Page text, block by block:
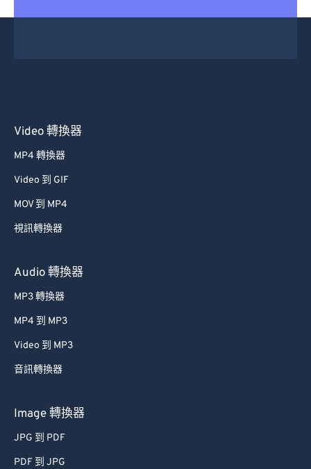
Video 轉換器
MP4 轉換器
Video 到 GIF
MOV 到 MP4
視訊轉換器
Audio 轉換器
MP3 轉換器
MP4 到 MP3
Video 到 MP3
音訊轉換器
Image 轉換器
JPG 到 PDF
PDF 到 JPG